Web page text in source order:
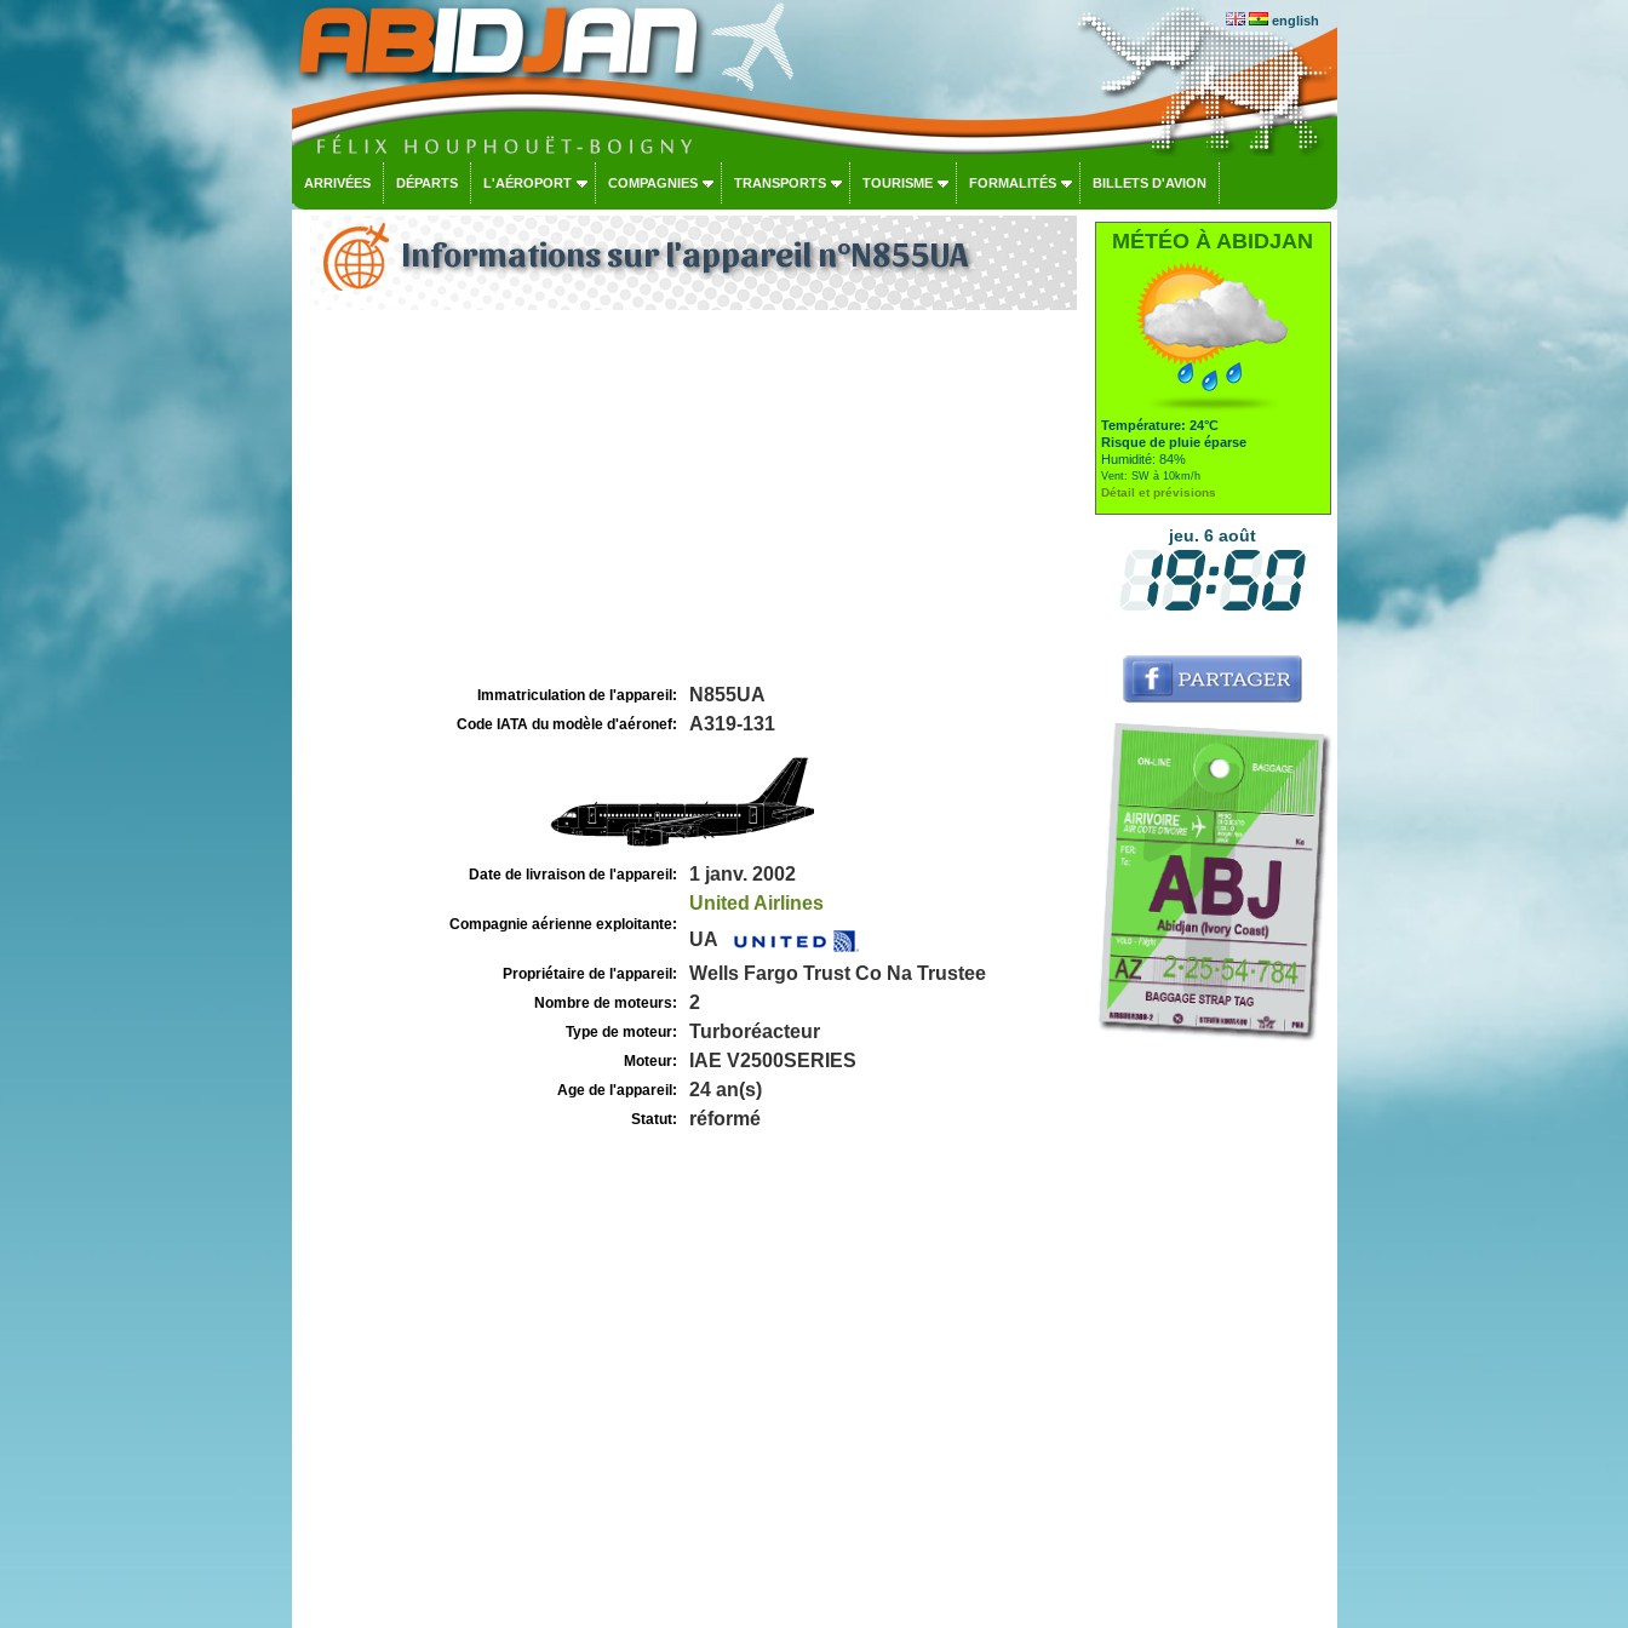
english
ARRIVÉES DÉPARTS L'AÉROPORT COMPAGNIES TRANSPORTS TOURISME FORMALITÉS BILLETS D'AVION
Informations sur l'appareil n°N855UA
Immatriculation de l'appareil: N855UA
Code IATA du modèle d'aéronef: A319-131
Date de livraison de l'appareil: 1 janv. 2002
Compagnie aérienne exploitante:
United Airlines
UA
Propriétaire de l'appareil: Wells Fargo Trust Co Na Trustee
Nombre de moteurs: 2
Type de moteur: Turboréacteur
Moteur: IAE V2500SERIES
Age de l'appareil: 24 an(s)
Statut: réformé
MÉTÉO À ABIDJAN
Température: 24°C
Risque de pluie éparse
Humidité: 84%
Vent: SW à 10km/h
Détail et prévisions
jeu. 6 août